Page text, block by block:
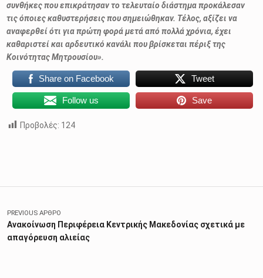
συνθήκες που επικράτησαν το τελευταίο διάστημα προκάλεσαν
τις όποιες καθυστερήσεις που σημειώθηκαν. Τέλος, αξίζει να
αναφερθεί ότι για πρώτη φορά μετά από πολλά χρόνια, έχει
καθαριστεί και αρδευτικό κανάλι που βρίσκεται πέριξ της
Κοινότητας Μητρουσίου».
Share on Facebook Tweet
Follow us Save
Προβολές: 124
Πλοήγηση άρθρων
PREVIOUS ΆΡΘΡΟ
Ανακοίνωση Περιφέρεια Κεντρικής Μακεδονίας σχετικά με
απαγόρευση αλιείας